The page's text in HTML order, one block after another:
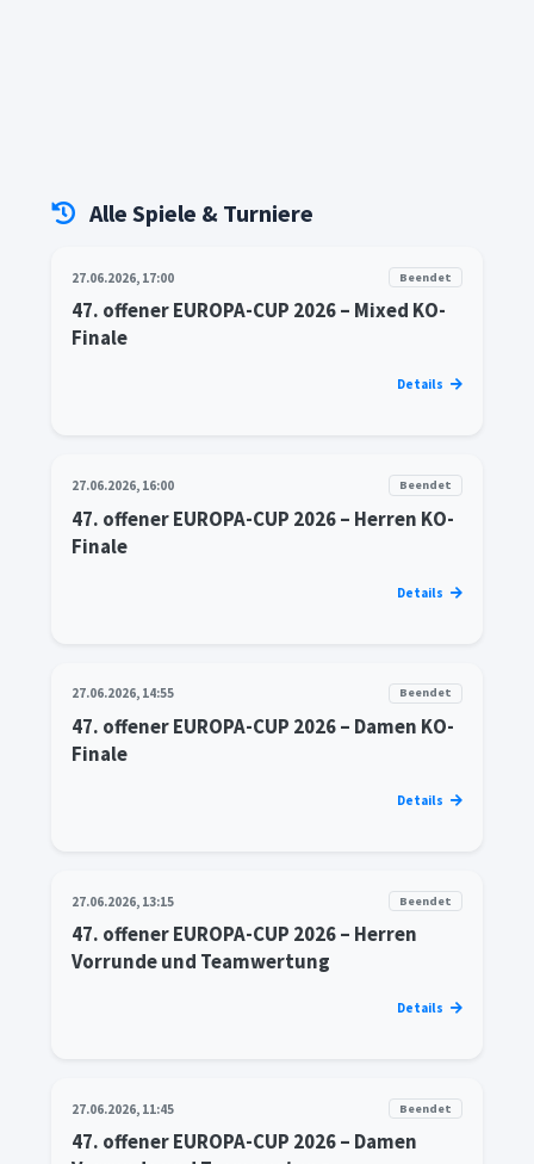
Alle Spiele & Turniere
27.06.2026, 17:00 Beendet
47. offener EUROPA-CUP 2026 – Mixed KO-
Finale
Details
27.06.2026, 16:00 Beendet
47. offener EUROPA-CUP 2026 – Herren KO-
Finale
Details
27.06.2026, 14:55 Beendet
47. offener EUROPA-CUP 2026 – Damen KO-
Finale
Details
27.06.2026, 13:15 Beendet
47. offener EUROPA-CUP 2026 – Herren
Vorrunde und Teamwertung
Details
27.06.2026, 11:45 Beendet
47. offener EUROPA-CUP 2026 – Damen